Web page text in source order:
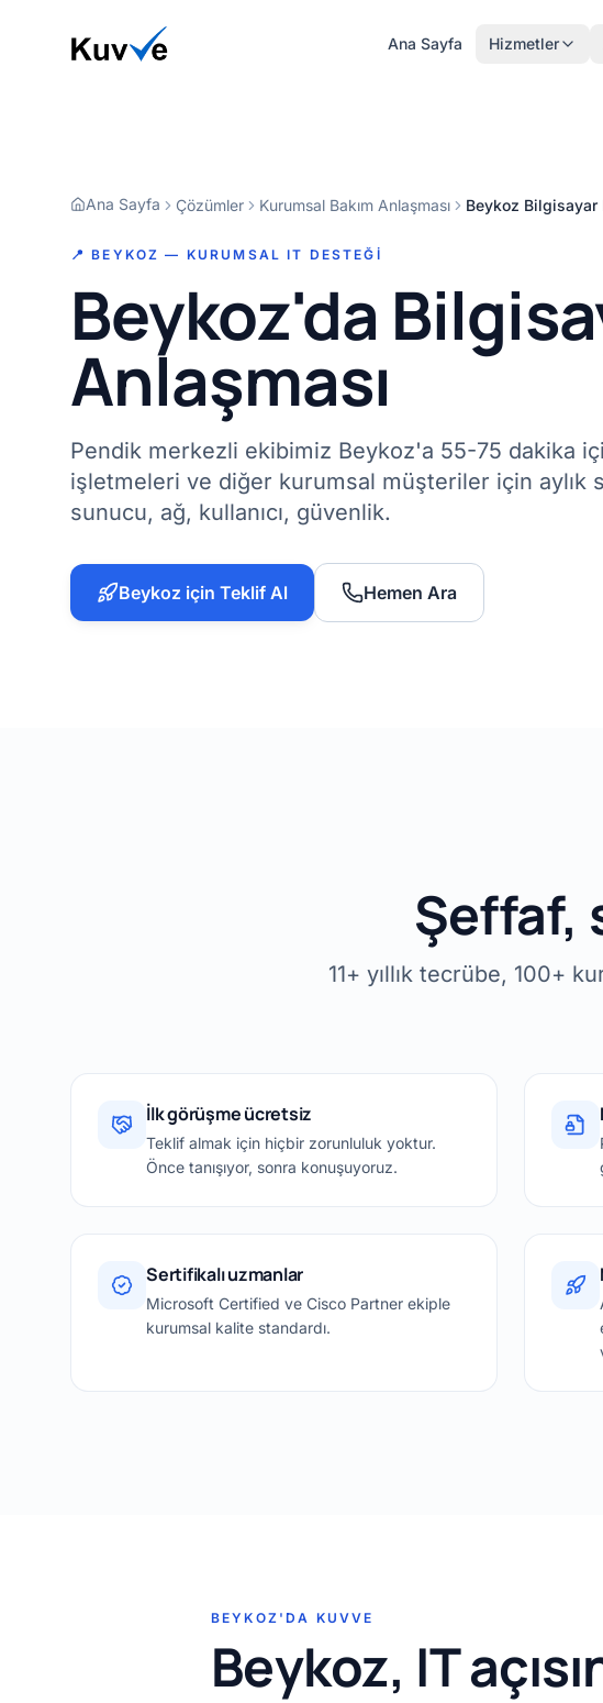
Ana Sayfa Hizmetler
Ana Sayfa Çözümler Kurumsal Bakım Anlaşması Beykoz Bilgisayar
📍 BEYKOZ — KURUMSAL IT DESTEĞI
Beykoz'da
Anlaşması
Pendik merkezli ekibimiz Beykoz'a 55-75 dakika
işletmeleri ve diğer kurumsal müşteriler için
sunucu, ağ, kullanıcı, güvenlik.
Beykoz için Teklif Al Hemen Ara
Şeffaf,
11+ yıllık tecrübe, 100+
İlk görüşme ücretsiz
Teklif almak için hiçbir zorunluluk yoktur.
Önce tanışıyor, sonra konuşuyoruz.
Sertifikalı uzmanlar
Microsoft Certified ve Cisco Partner ekiple
kurumsal kalite standardı.
BEYKOZ'DA KUVVE
Beykoz, IT